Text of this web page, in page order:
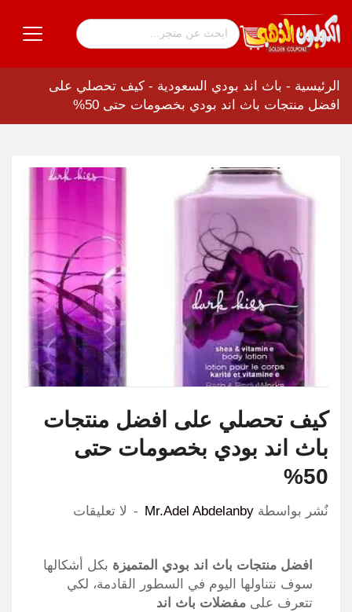
الرئيسية - باث اند بودي السعودية - كيف تحصلي على
افضل منتجات باث اند بودي بخصومات حتى 50%
كيف تحصلي على افضل منتجات
باث اند بودي بخصومات حتى
50%
نٌشر بواسطة Mr.Adel Abdelanby لا تعليقات
افضل منتجات باث اند بودي المتميزة بكل أشكالها
سوف نتناولها اليوم في السطور القادمة، لكي
تتعرف على مفضلات باث اند